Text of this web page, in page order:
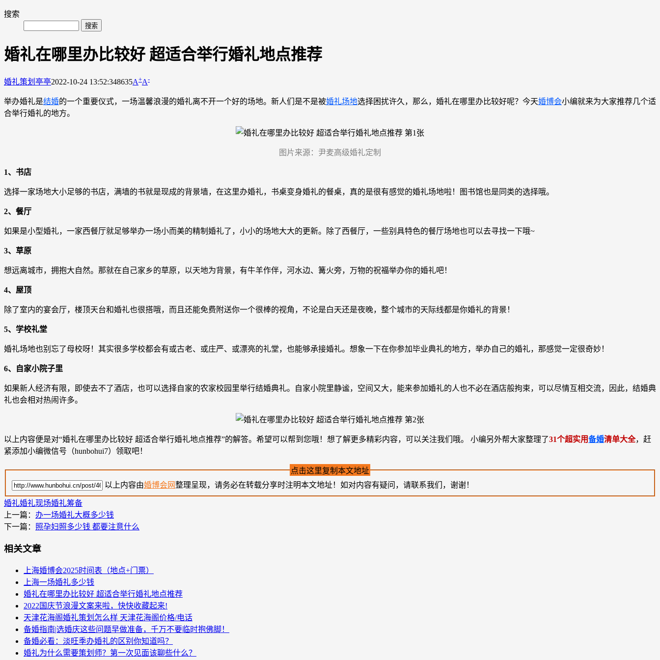
搜索
婚礼在哪里办比较好 超适合举行婚礼地点推荐
婚礼策划 亭亭2022-10-24 13:52:348635A+A-
举办婚礼是结婚的一个重要仪式，一场温馨浪漫的婚礼离不开一个好的场地。新人们是不是被婚礼场地选择困扰许久，那么，婚礼在哪里办比较好呢？今天婚博会小编就来为大家推荐几个适
合举行婚礼的地方。
图片来源：尹麦高级婚礼定制
1、书店
选择一家场地大小足够的书店，满墙的书就是现成的背景墙，在这里办婚礼，书桌变身婚礼的餐桌，真的是很有感觉的婚礼场地啦！图书馆也是同类的选择哦。
2、餐厅
如果是小型婚礼，一家西餐厅就足够举办一场小而美的精制婚礼了，小小的场地大大的更新。除了西餐厅，一些别具特色的餐厅场地也可以去寻找一下哦~
3、草原
想远离城市，拥抱大自然。那就在自己家乡的草原，以天地为背景，有牛羊作伴，河水边、篝火旁，万物的祝福举办你的婚礼吧！
4、屋顶
除了室内的宴会厅，楼顶天台和婚礼也很搭哦，而且还能免费附送你一个很棒的视角，不论是白天还是夜晚，整个城市的天际线都是你婚礼的背景！
5、学校礼堂
婚礼场地也别忘了母校呀！其实很多学校都会有或古老、或庄严、或漂亮的礼堂，也能够承接婚礼。想象一下在你参加毕业典礼的地方，举办自己的婚礼，那感觉一定很奇妙！
6、自家小院子里
如果新人经济有限，即使去不了酒店，也可以选择自家的农家校园里举行结婚典礼。自家小院里静谧，空间又大，能来参加婚礼的人也不必在酒店般拘束，可以尽情互相交流，因此，结婚典
礼也会相对热闹许多。
以上内容便是对“婚礼在哪里办比较好 超适合举行婚礼地点推荐”的解答。希望可以帮到您哦！想了解更多精彩内容，可以关注我们哦。 小编另外帮大家整理了31个超实用备婚清单大全，赶
紧添加小编微信号（hunbohui7）领取吧！
点击这里复制本文地址
以上内容由婚博会网整理呈现，请务必在转载分享时注明本文地址！如对内容有疑问，请联系我们，谢谢！
婚礼婚礼现场婚礼筹备
上一篇： 办一场婚礼大概多少钱
下一篇： 照孕妇照多少钱 都要注意什么
相关文章
上海婚博会2025时间表（地点+门票）
上海一场婚礼多少钱
婚礼在哪里办比较好 超适合举行婚礼地点推荐
2022国庆节浪漫文案来啦，快快收藏起来!
天津花海阁婚礼策划怎么样 天津花海阁价格/电话
备婚指南|选婚庆这些问题早做准备，千万不要临时抱佛脚！
备婚必看：淡旺季办婚礼的区别你知道吗？
婚礼为什么需要策划师？第一次见面该聊些什么？